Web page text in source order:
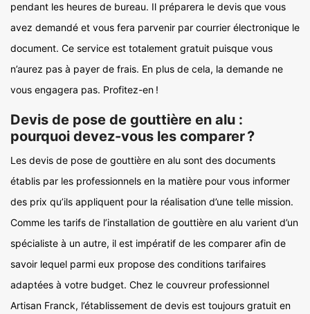
pendant les heures de bureau. Il préparera le devis que vous
avez demandé et vous fera parvenir par courrier électronique le
document. Ce service est totalement gratuit puisque vous
n’aurez pas à payer de frais. En plus de cela, la demande ne
vous engagera pas. Profitez-en !
Devis de pose de gouttière en alu :
pourquoi devez-vous les comparer ?
Les devis de pose de gouttière en alu sont des documents
établis par les professionnels en la matière pour vous informer
des prix qu’ils appliquent pour la réalisation d’une telle mission.
Comme les tarifs de l’installation de gouttière en alu varient d’un
spécialiste à un autre, il est impératif de les comparer afin de
savoir lequel parmi eux propose des conditions tarifaires
adaptées à votre budget. Chez le couvreur professionnel
Artisan Franck, l’établissement de devis est toujours gratuit en